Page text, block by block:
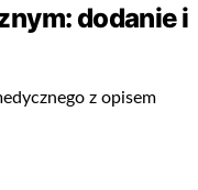
dodanie i
z opisem